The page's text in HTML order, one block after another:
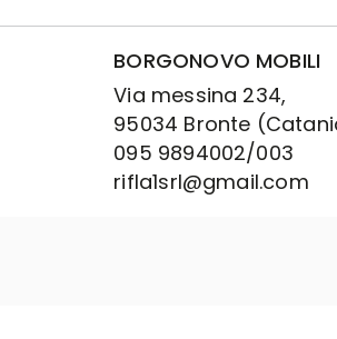
BORGONOVO MOBILI
Via messina 234,
95034 Bronte
095 9894002/003
rifla1srl@gmail.com